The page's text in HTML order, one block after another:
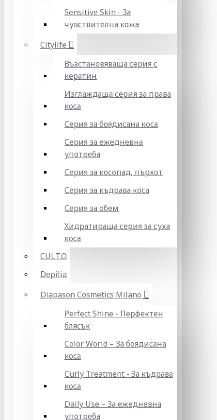
Sensitive Skin - За
чувствителна кожа
Citylife
Възстановяваща серия с
кератин
Изглаждаща серия за права
коса
Серия за боядисана коса
Серия за ежедневна
употреба
Серия за косопад, пърхот
Серия за къдрава коса
Серия за обем
Хидратираща серия за суха
коса
CULT.O
Depilia
Diapason Cosmetics Milano
Perfect Shine - Перфектен
блясък
Color World – За боядисана
коса
Curly Treatment - За къдрава
коса
Daily Use – За ежедневна
употреба